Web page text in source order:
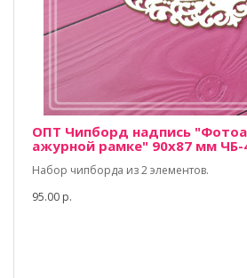
ОПТ Чипборд надпись
ажурной рамке" 90х87 мм ЧБ-
Набор чипборда из 2 элементов.
95.00 р.